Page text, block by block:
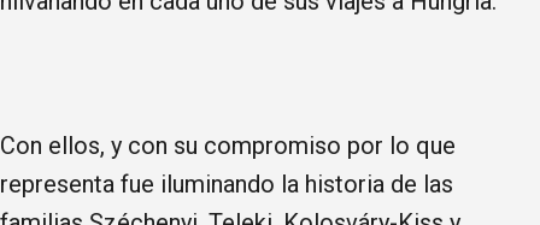
Con ellos, y con su compromiso por lo que
representa fue iluminando la historia de las